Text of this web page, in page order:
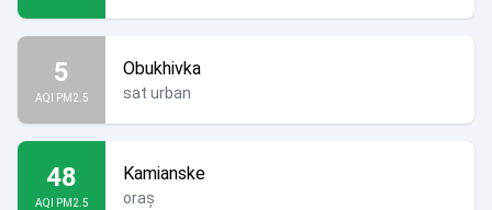
5
AQI PM2.5
Obukhivka
sat urban
48
AQI PM2.5
Kamianske
oraș